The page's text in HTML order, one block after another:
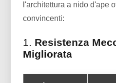
l'architettura a nido d'ape
convincenti:
1. Resistenza
Migliorata